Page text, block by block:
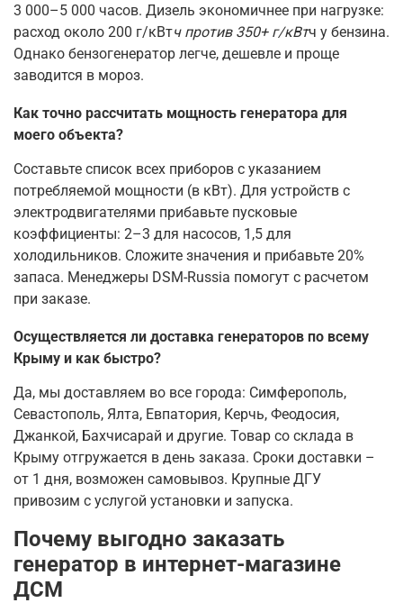
3 000–5 000 часов. Дизель экономичнее при нагрузке:
расход около 200 г/кВтч против 350+ г/кВтч у бензина.
Однако бензогенератор легче, дешевле и проще
заводится в мороз.
Как точно рассчитать мощность генератора для
моего объекта?
Составьте список всех приборов с указанием
потребляемой мощности (в кВт). Для устройств с
электродвигателями прибавьте пусковые
коэффициенты: 2–3 для насосов, 1,5 для
холодильников. Сложите значения и прибавьте 20%
запаса. Менеджеры DSM-Russia помогут с расчетом
при заказе.
Осуществляется ли доставка генераторов по всему
Крыму и как быстро?
Да, мы доставляем во все города: Симферополь,
Севастополь, Ялта, Евпатория, Керчь, Феодосия,
Джанкой, Бахчисарай и другие. Товар со склада в
Крыму отгружается в день заказа. Сроки доставки –
от 1 дня, возможен самовывоз. Крупные ДГУ
привозим с услугой установки и запуска.
Почему выгодно заказать
генератор в интернет-магазине
ДСМ